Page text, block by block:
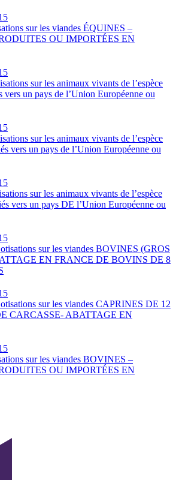
sur les viandes ÉQUINES –
OU IMPORTÉES EN
sur les animaux vivants de l’espèce
un pays de l’Union Européenne ou
sur les animaux vivants de l’espèce
vers un pays de l’Union Européenne ou
sur les animaux vivants de l’espèce
vers un pays DE l’Union Européenne ou
sur les viandes BOVINES (GROS
EN FRANCE DE BOVINS DE 8
sur les viandes CAPRINES DE 12
CARCASSE- ABATTAGE EN
sur les viandes BOVINES –
OU IMPORTÉES EN